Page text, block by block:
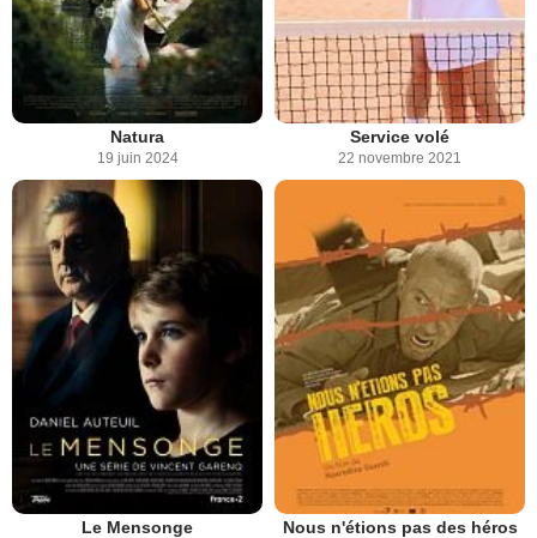
Natura
19 juin 2024
Service volé
22 novembre 2021
Le Mensonge Nous n'étions pas des héros